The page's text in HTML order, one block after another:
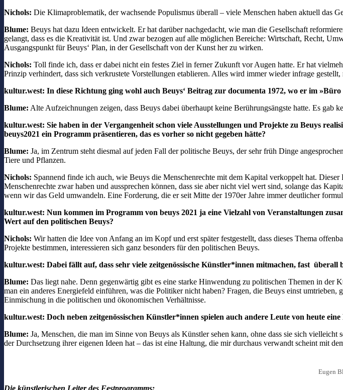
Nichols: Die Klimaproblematik, der wachsende Populismus überall – viele Menschen haben aktuell das
Blume: Beuys hat dazu Ideen entwickelt. Er hat darüber nachgedacht, wie man die Gesellschaft
gelangt, dass es die Kreativität ist. Und zwar bezogen auf alle möglichen Bereiche: Wirtschaft, Recht,
Ausgangspunkt für Beuys‘ Plan, in der Gesellschaft von der Kunst her zu wirken.
Nichols: Toll finde ich, dass er dabei nicht ein festes Ziel in ferner Zukunft vor Augen hatte. Er hat
Prinzip verhindert, dass sich verkrustete Vorstellungen etablieren. Alles wird immer wieder infrage
kultur.west: In diese Richtung ging wohl auch Beuys‘ Beitrag zur documenta 1972, wo er im »Büro
Blume: Alte Aufzeichnungen zeigen, dass Beuys dabei überhaupt keine Berührungsängste hatte. Es
kultur.west: Sie haben in der Vergangenheit schon viele Ausstellungen und Projekte zu Beuys
beuys2021 ein Programm präsentieren, das es vorher so nicht gegeben hätte?
Blume: Ja, im Zentrum steht diesmal auf jeden Fall der politische Beuys, der sehr früh Dinge
Tiere und Pflanzen.
Nichols: Spannend finde ich auch, wie Beuys die Menschenrechte mit dem Kapital verkoppelt hat.
Menschenrechte zwar haben und aussprechen können, dass sie aber nicht viel wert sind, solange das
wenn wir das Geld umwandeln. Eine Forderung, die er seit Mitte der 1970er Jahre immer deutlicher
kultur.west: Nun kommen im Programm von beuys 2021 ja eine Vielzahl von Veranstaltungen
Wert auf den politischen Beuys?
Nichols: Wir hatten die Idee von Anfang an im Kopf und erst später festgestellt, dass dieses Thema
Projekte bestimmen, interessieren sich ganz besonders für den politischen Beuys.
kultur.west: Dabei fällt auf, dass sehr viele zeitgenössische Künstler*innen mitmachen, fast überall
Blume: Das liegt nahe. Denn gegenwärtig gibt es eine starke Hinwendung zu politischen Themen in
man ein anderes Energiefeld einführen, was die Politiker nicht haben? Fragen, die Beuys einst
Einmischung in die politischen und ökonomischen Verhältnisse.
kultur.west: Doch neben zeitgenössischen Künstler*innen spielen auch andere Leute von heute
Blume: Ja, Menschen, die man im Sinne von Beuys als Künstler sehen kann, ohne dass sie sich vielleicht
der Durchsetzung ihrer eigenen Ideen hat – das ist eine Haltung, die mir durchaus verwandt scheint mit
Eugen